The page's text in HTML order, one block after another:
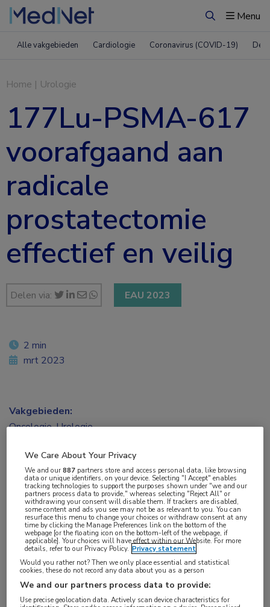
ZoekenMenu
Alle vakgebieden Cardiologie Coronavirus (COVID-19)
Home | Urologie
177Lu-PSMA-617
voorafgaand aan
radicale
prostatectomie
effectief en veilig
Delen via: EAU 2023
Lu-PSMA-617 gevolgd door chirurgie is veilig,
wordt goed verdragen en is effectief bij mannen
die radicale prostatectomie (RP) en
2 min
mrt 2023
Vakgebieden:
Oncologie,Urologie
Aandachtsgebieden:
Uro-oncologie
Tags:
lutetium,prostaatkanker,prostatectomie,PSMA
We Care About Your Privacy
We and our887 partners store and access personal data, like browsing
data or unique identifiers, on your device. Selecting "I Accept" enables
tracking technologies to support the purposes shown under "we and our
partners process data to provide," whereas selecting "Reject All" or
withdrawing your consent will disable them. If trackers are disabled,
some content and ads you see may not be as relevant to you. You can
resurface this menu to change your choices or withdraw consent at any
time by clicking the Manage Preferences link on the bottom of the
webpage [or the floating icon on the bottom-left of the webpage, if
applicable]. Your choices will have effect within our Website. For more
details, refer to our Privacy Policy. Privacy statement
Would you rather not? Then we only place essential and statistical
cookies, these do not record any data about you as a person
We and our partners process data to provide:
Use precise geolocation data. Actively scan device characteristics for